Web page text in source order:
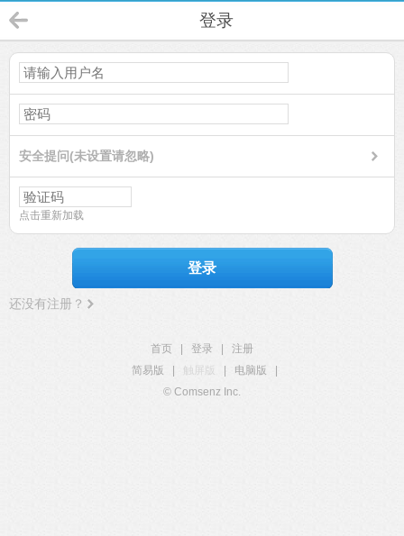
登录
安全提问(未设置请忽略)
点击重新加载
登录
还没有注册？
首页 登录
注册
简易版
触屏版 电脑版
© Comsenz Inc.